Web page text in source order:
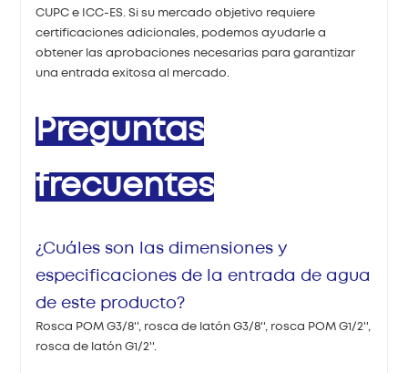
CUPC e ICC-ES. Si su mercado objetivo requiere
certificaciones adicionales, podemos ayudarle a
obtener las aprobaciones necesarias para garantizar
una entrada exitosa al mercado.
Preguntas
frecuentes
¿Cuáles son las dimensiones y
especificaciones de la entrada de agua
de este producto?
Rosca POM G3/8'', rosca de latón G3/8'', rosca POM G1/2'',
rosca de latón G1/2''.